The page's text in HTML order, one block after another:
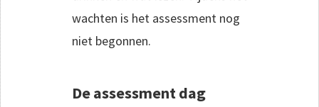
wachten is het assessment nog
niet begonnen.
De assessment dag